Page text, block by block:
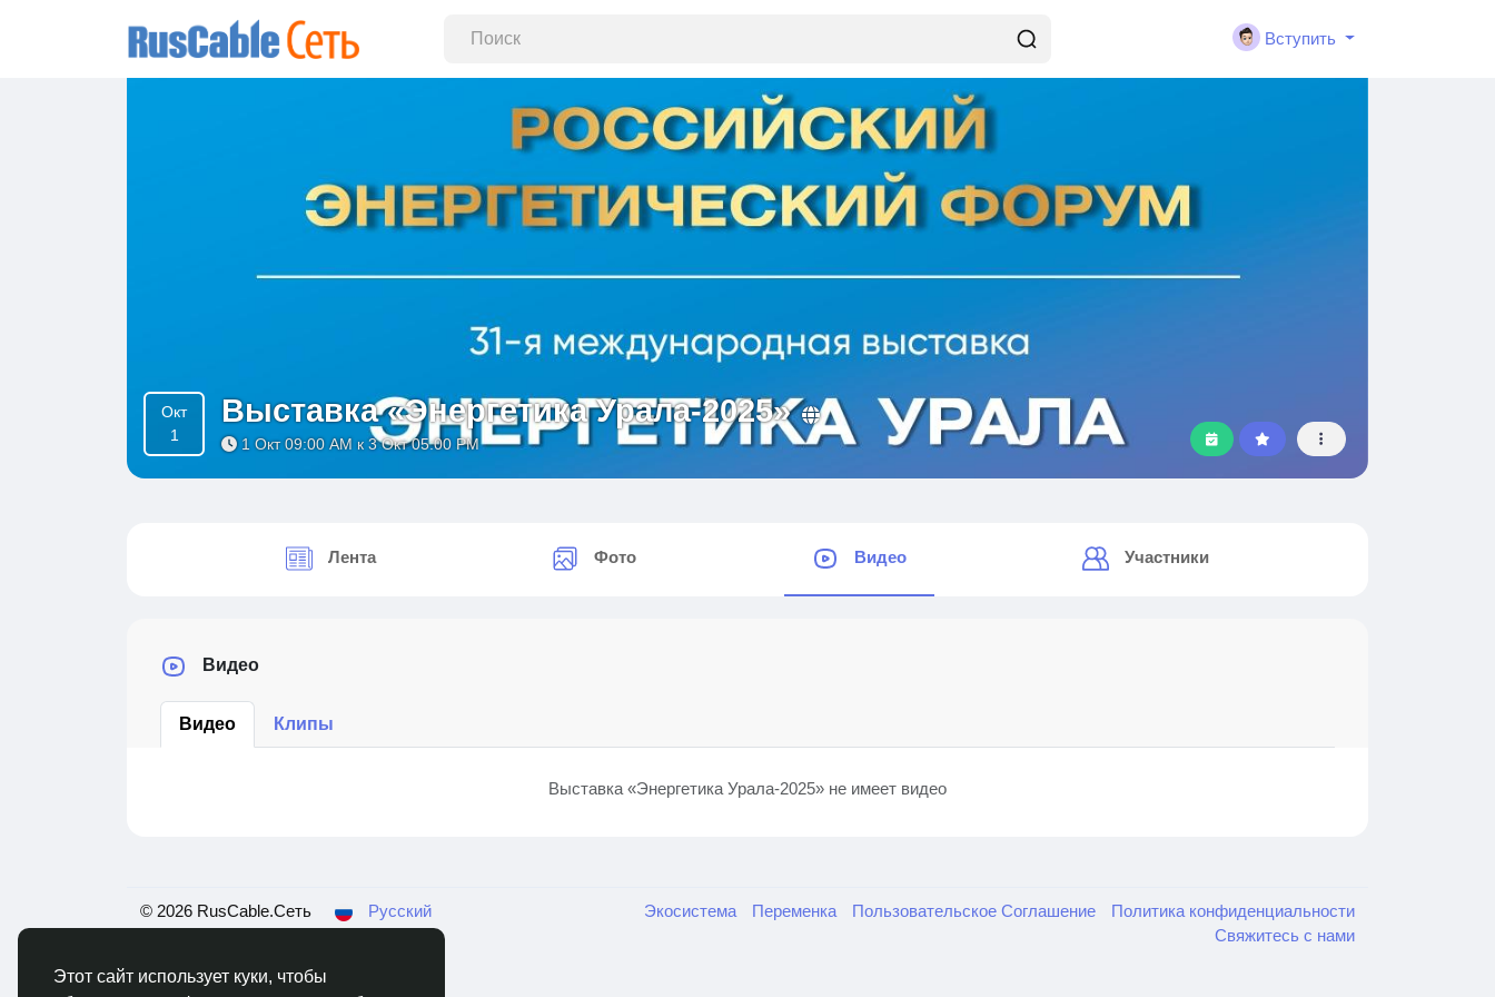
Этот сайт использует куки, чтобы
Вступить
Окт
1
Выставка «Энергетика Урала-2025»
1 Окт 09:00 AM к 3 Окт 05:00 PM
Лента Фото Видео Участники
Видео
Видео Клипы
Выставка «Энергетика Урала-2025» не имеет видео
© 2026 RusCable.Сеть Русский Экосистема Переменка Пользовательское Соглашение
Политика конфиденциальности
Свяжитесь с нами